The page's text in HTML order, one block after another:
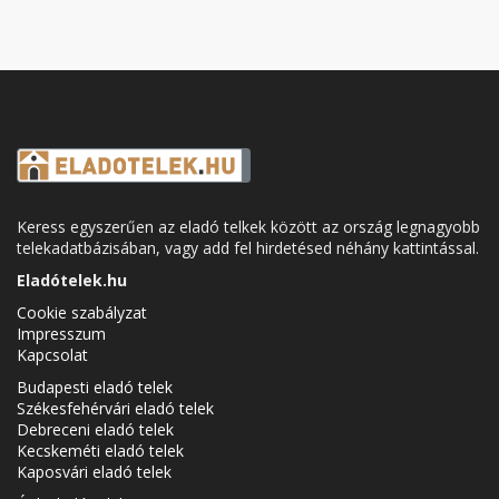
Keress egyszerűen az eladó telkek között az ország legnagyobb
telekadatbázisában, vagy add fel hirdetésed néhány kattintással.
Eladótelek.hu
Cookie szabályzat
Impresszum
Kapcsolat
Budapesti eladó telek
Székesfehérvári eladó telek
Debreceni eladó telek
Kecskeméti eladó telek
Kaposvári eladó telek